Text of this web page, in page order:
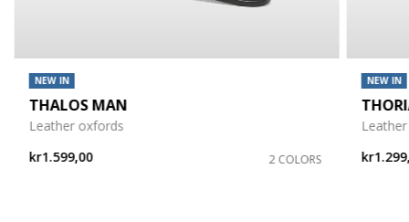
NEW IN
THALOS MAN
Leather oxfords
kr1.599,00
2 COLORS
NEW IN